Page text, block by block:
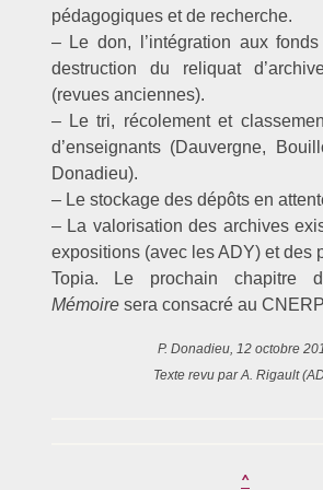
pédagogiques et de recherche.
– Le don, l’intégration aux
destruction du reliquat
(revues anciennes).
– Le tri, récolement et
d’enseignants (Dauvergne,
Donadieu).
– Le stockage des dépôts en
– La valorisation des archives
expositions (avec les ADY) et des
Topia. Le prochain chapitre
Mémoiresera consacré au
P. Donadieu, 12 octobre
Texte revu par A. Rigault
^